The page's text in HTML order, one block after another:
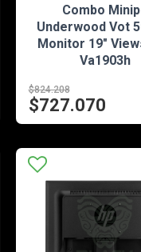
Combo
Underwood Vot
Monitor 19"
Va1903h
$824.208
$727.070